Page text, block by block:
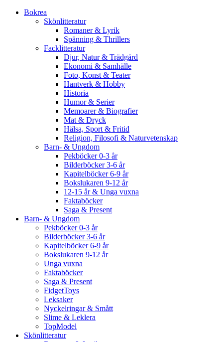
Bokrea
Skönlitteratur
Romaner & Lyrik
Spänning & Thrillers
Facklitteratur
Djur, Natur & Trädgård
Ekonomi & Samhälle
Foto, Konst & Teater
Hantverk & Hobby
Historia
Humor & Serier
Memoarer & Biografier
Mat & Dryck
Hälsa, Sport & Fritid
Religion, Filosofi & Naturvetenskap
Barn- & Ungdom
Pekböcker 0-3 år
Bilderböcker 3-6 år
Kapitelböcker 6-9 år
Bokslukaren 9-12 år
12-15 år & Unga vuxna
Faktaböcker
Saga & Present
Barn- & Ungdom
Pekböcker 0-3 år
Bilderböcker 3-6 år
Kapitelböcker 6-9 år
Bokslukaren 9-12 år
Unga vuxna
Faktaböcker
Saga & Present
FidgetToys
Leksaker
Nyckelringar & Smått
Slime & Leklera
TopModel
Skönlitteratur